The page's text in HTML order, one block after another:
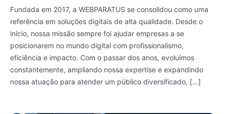
Fundada em 2017, a WEBPARATUS se consolidou como uma
referência em soluções digitais de alta qualidade. Desde o
início, nossa missão sempre foi ajudar empresas a se
posicionarem no mundo digital com profissionalismo,
eficiência e impacto. Com o passar dos anos, evoluímos
constantemente, ampliando nossa expertise e expandindo
nossa atuação para atender um público diversificado, […]